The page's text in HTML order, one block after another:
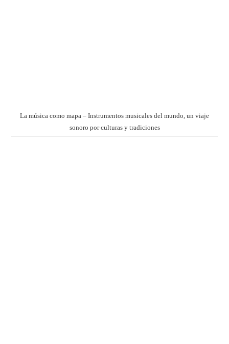
La música como mapa – Instrumentos musicales del mundo, un viaje
sonoro por culturas y tradiciones